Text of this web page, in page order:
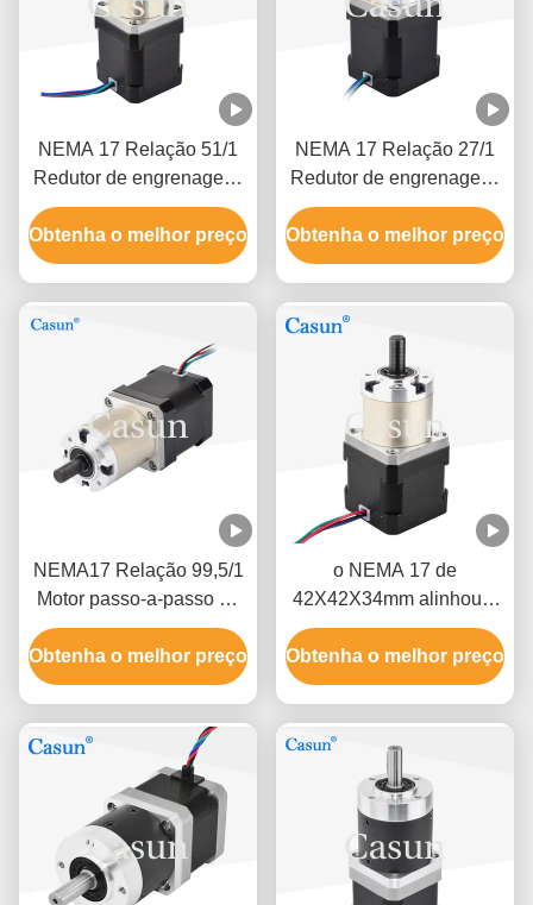
NEMA 17 Relação 51/1
Redutor de engrenagens
planetárias Motor passo-
a-passo com caixa de
engrenagens para braço
Obtenha o melhor preço
NEMA 17 Relação 27/1
Redutor de engrenagens
planetárias Motor passo-
a-passo com caixa de
engrenagens para braço
Obtenha o melhor preço
NEMA17 Relação 99,5/1
Motor passo-a-passo da
caixa de engrenagens
planetária 0,44mN.m
Para braço de robô CNC
Obtenha o melhor preço
o NEMA 17 de
42X42X34mm alinhou o
motor deslizante uma
versão bipolar ou
unipolar de 12 volts
Obtenha o melhor preço